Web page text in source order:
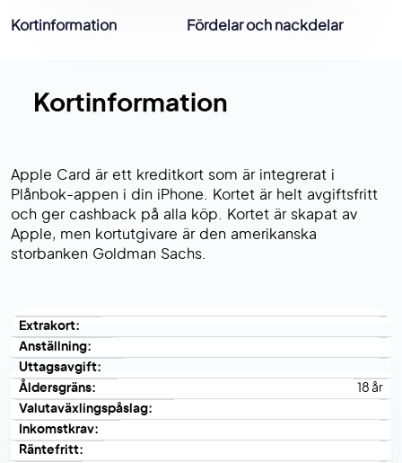
Kortinformation Fördelar och nackdelar
Kortinformation
Apple Card är ett kreditkort som är integrerat i
Plånbok-appen i din iPhone. Kortet är helt avgiftsfritt
och ger cashback på alla köp. Kortet är skapat av
Apple, men kortutgivare är den amerikanska
storbanken Goldman Sachs.
Extrakort:
Anställning:
Uttagsavgift:
Åldersgräns:
18 år
Valutaväxlingspåslag:
Inkomstkrav:
Räntefritt: